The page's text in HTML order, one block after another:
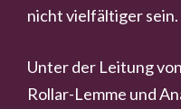
nicht vielfältiger sein.
Unter der Leitung
Rollar-Lemme und